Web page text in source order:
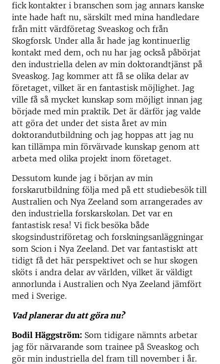
fick kontakter i branschen som jag annars kanske
inte hade haft nu, särskilt med mina handledare
från mitt värdföretag Sveaskog och från
Skogforsk. Under alla år hade jag kontinuerlig
kontakt med dem, och nu har jag också påbörjat
den industriella delen av min doktorandtjänst på
Sveaskog. Jag kommer att få se olika delar av
företaget, vilket är en fantastisk möjlighet. Jag
ville få så mycket kunskap som möjligt innan jag
började med min praktik. Det är därför jag valde
att göra det under det sista året av min
doktorandutbildning och jag hoppas att jag nu
kan tillämpa min förvärvade kunskap genom att
arbeta med olika projekt inom företaget.
Dessutom kunde jag i början av min
forskarutbildning följa med på ett studiebesök till
Australien och Nya Zeeland som arrangerades av
den industriella forskarskolan. Det var en
fantastisk resa! Vi fick besöka både
skogsindustriföretag och forskningsanläggningar
som Scion i Nya Zeeland. Det var fantastiskt att
tidigt få det här perspektivet och se hur skogen
sköts i andra delar av världen, vilket är väldigt
annorlunda i Australien och Nya Zeeland jämfört
med i Sverige.
Vad planerar du att göra nu?
Bodil Häggström: Som tidigare nämnts arbetar
jag för närvarande som trainee på Sveaskog och
gör min industriella del fram till november i år.